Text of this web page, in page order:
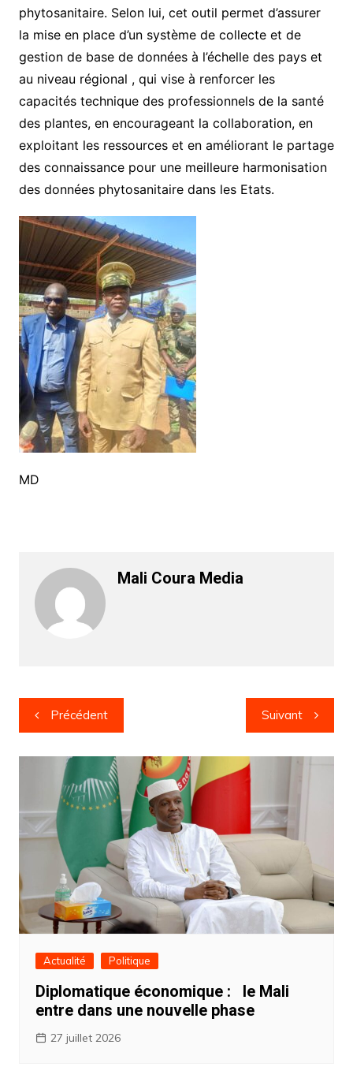
phytosanitaire. Selon lui, cet outil permet d’assurer
la mise en place d’un système de collecte et de
gestion de base de données à l’échelle des pays et
au niveau régional , qui vise à renforcer les
capacités technique des professionnels de la santé
des plantes, en encourageant la collaboration, en
exploitant les ressources et en améliorant le partage
des connaissance pour une meilleure harmonisation
des données phytosanitaire dans les Etats.
MD
Mali Coura Media
Navigation
de
l’article
Précédent Suivant
Actualité Politique
Diplomatique économique : ‎ ‎le Mali
entre dans une nouvelle phase
27 juillet 2026